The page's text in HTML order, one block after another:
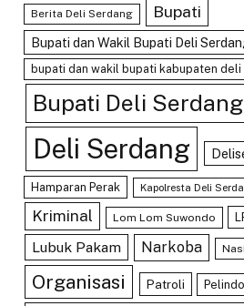
Berita Deli Serdang Bupati
Bupati dan Wakil Bupati Deli
bupati dan wakil bupati kabupaten
Bupati Deli Serdang
Deli Serdang
Hamparan Perak Kapolresta Deli
Kriminal Lom Lom Suwondo
Lubuk Pakam Narkoba
Organisasi Patroli